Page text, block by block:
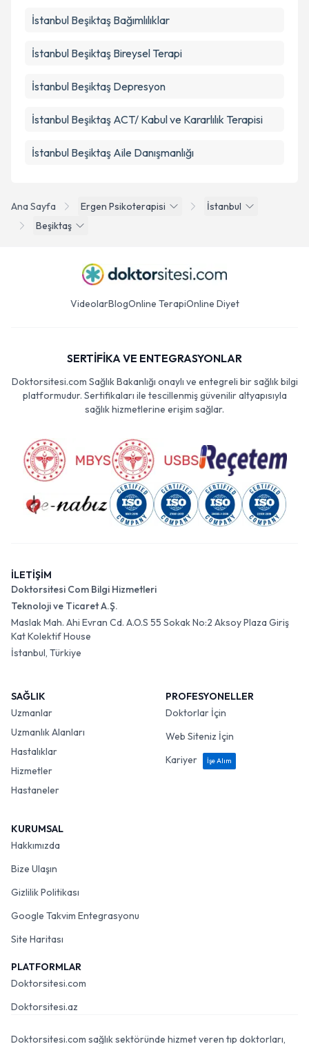
Ana Sayfa Ergen Psikoterapisi
İstanbul
Beşiktaş
İstanbul Beşiktaş Bağımlılıklar
İstanbul Beşiktaş Bireysel Terapi
İstanbul Beşiktaş Depresyon
İstanbul Beşiktaş ACT/ Kabul ve Kararlılık Terapisi
İstanbul Beşiktaş Aile Danışmanlığı
VideolarBlogOnline TerapiOnline Diyet
SERTİFİKA VE ENTEGRASYONLAR
Doktorsitesi.com Sağlık Bakanlığı onaylı ve entegreli bir sağlık bilgi
platformudur. Sertifikaları ile tescillenmiş güvenilir altyapısıyla
sağlık hizmetlerine erişim sağlar.
İLETİŞİM
Doktorsitesi Com Bilgi Hizmetleri
Teknoloji ve Ticaret A.Ş.
Maslak Mah. Ahi Evran Cd. A.O.S 55 Sokak No:2 Aksoy Plaza Giriş
Kat Kolektif House
İstanbul, Türkiye
SAĞLIK
Uzmanlar
Uzmanlık Alanları
Hastalıklar
Hizmetler
Hastaneler
PROFESYONELLER
Doktorlar İçin
Web Siteniz İçin
Kariyer
İşe Alım
KURUMSAL
Hakkımızda
Bize Ulaşın
Gizlilik Politikası
Google Takvim Entegrasyonu
Site Haritası
PLATFORMLAR
Doktorsitesi.com
Doktorsitesi.az
Doktorsitesi.com sağlık sektöründe hizmet veren tıp doktorları,